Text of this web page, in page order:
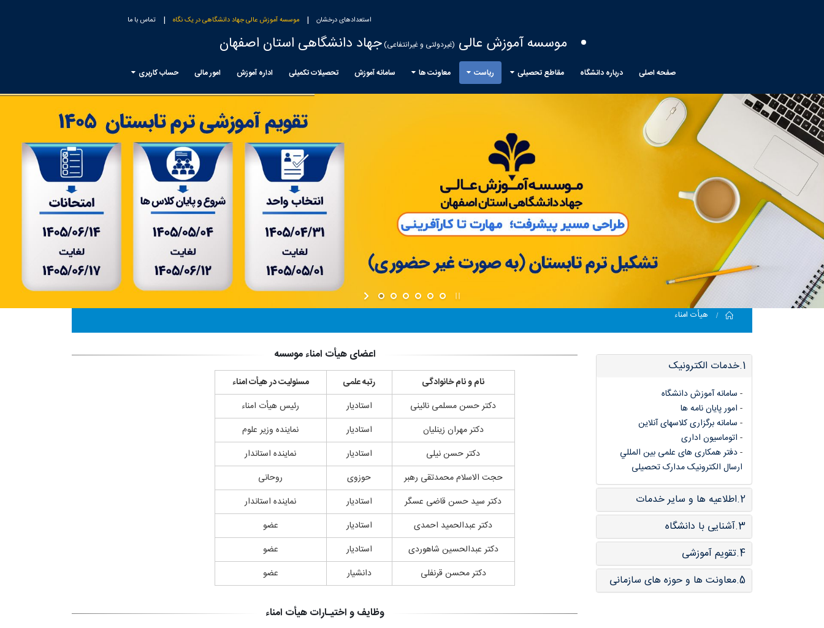
استعدادهای درخشان | موسسه آموزش عالی جهاد دانشگاهی در یک نگاه | تماس با ما
موسسه آموزش عالی (غیردولتی و غیرانتفاعی) جهاد دانشگاهی استان اصفهان
صفحه اصلی درباره دانشگاه مقاطع تحصیلی ریاست معاونت ها سامانه آموزش تحصیلات تکمیلی اداره آموزش امور مالی حساب کاربری
Home
هیأت امناء
اعضای هیأت امناء موسسه
نام و نام خانوادگی رتبه علمی
مسئولیت در هیأت امناء
دکتر حسن مسلمی نائینی
استادیار
رئیس هیأت امناء
دکتر مهران زینلیان
استادیار
نماینده وزیر علوم
دکتر حسن نیلی
استادیار
نماینده استاندار
حجت‌ الاسلام محمدتقی رهبر
حوزوی
روحانی
دکتر سید حسن قاضی عسگر
استادیار
نماینده استاندار
دکتر عبدالحمید احمدی
استادیار
عضو
دکتر عبدالحسین شاهوردی
استادیار
عضو
دکتر محسن قرنفلی
دانشیار عضو
وظایف و اختیـارات هیأت امناء
1.خدمات الکترونیک
- سامانه آموزش دانشگاه
- امور پایان نامه ها
- سامانه برگزاری کلاسهای آنلاین
- اتوماسیون اداری
-دفتر همکاری های علمی بین المللي
ارسال الکترونیک مدارک تحصیلی
2.اطلاعیه ها و سایر خدمات
3.آشنایی با دانشگاه
4.تقویم آموزشی
5.معاونت ها و حوزه های سازمانی